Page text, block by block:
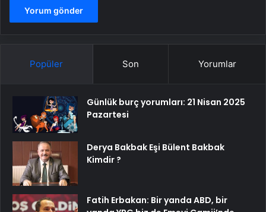
Popüler Son Yorumlar
Günlük burç yorumları: 21 Nisan 2025
Pazartesi
Derya Bakbak Eşi Bülent Bakbak
Kimdir ?
Fatih Erbakan: Bir yanda ABD, bir